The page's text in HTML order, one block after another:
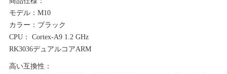
モデル：M10
カラー：ブラック
CPU： Cortex-A9 1.2 GHz
RK3036デュアルコアARM
高い互換性：